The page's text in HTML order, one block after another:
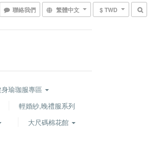
聯絡我們 繁體中文 $ TWD
瑜珈服專區
輕婚紗,晚禮服系列
大尺碼棉花館